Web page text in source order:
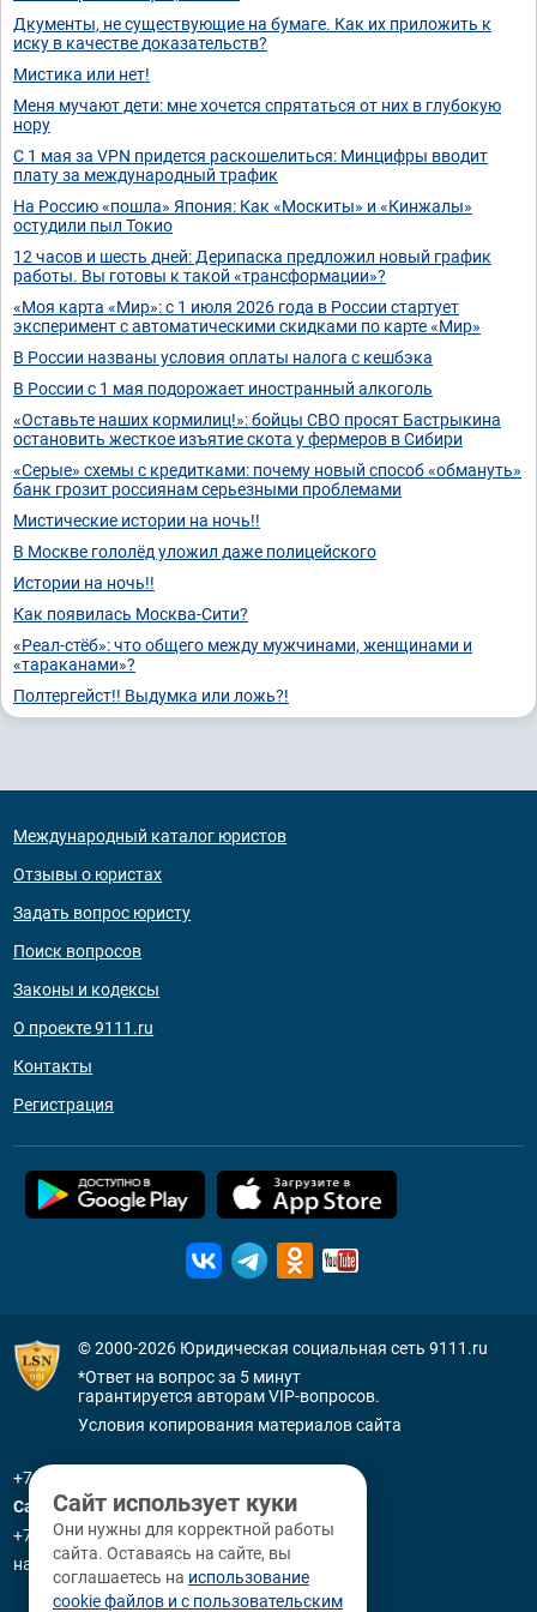
Дкументы, не существующие на бумаге. Как их приложить к
иску в качестве доказательств?
Мистика или нет!
Меня мучают дети: мне хочется спрятаться от них в глубокую
нору
С 1 мая за VPN придется раскошелиться: Минцифры вводит
плату за международный трафик
На Россию «пошла» Япония: Как «Москиты» и «Кинжалы»
остудили пыл Токио
12 часов и шесть дней: Дерипаска предложил новый график
работы. Вы готовы к такой «трансформации»?
«Моя карта «Мир»: с 1 июля 2026 года в России стартует
эксперимент с автоматическими скидками по карте «Мир»
В России названы условия оплаты налога с кешбэка
В России с 1 мая подорожает иностранный алкоголь
«Оставьте наших кормилиц!»: бойцы СВО просят Бастрыкина
остановить жесткое изъятие скота у фермеров в Сибири
«Серые» схемы с кредитками: почему новый способ «обмануть»
банк грозит россиянам серьезными проблемами
Мистические истории на ночь!!
В Москве гололёд уложил даже полицейского
Истории на ночь!!
Как появилась Москва-Сити?
«Реал-стёб»: что общего между мужчинами, женщинами и
«тараканами»?
Полтергейст!! Выдумка или ложь?!
Международный каталог юристов
Отзывы о юристах
Задать вопрос юристу
Поиск вопросов
Законы и кодексы
О проекте 9111.ru
Контакты
Регистрация
© 2000-2026 Юридическая социальная сеть 9111.ru
*Ответ на вопрос за 5 минут
гарантируется авторам VIP-вопросов.
Условия копирования материалов сайта
+7 (800) 505-91-11
Санкт-Петербург
+7 (812) 336-92-64
наб. р. Фонтанки, д. 59
Сайт использует куки
Они нужны для корректной работы
сайта. Оставаясь на сайте, вы
соглашаетесь на использование
cookie файлов и с пользовательским